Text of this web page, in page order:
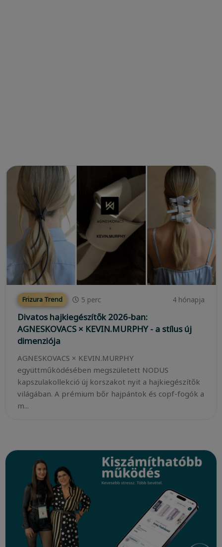
Frizura Trend 5 perc 4 hónapja
Divatos hajkiegészítők 2026-ban:
AGNESKOVACS × KEVIN.MURPHY - a stílus új
dimenziója
AGNESKOVACS × KEVIN.MURPHY
együttműködésében megszületett NODUS
kapszulakollekció új korszakot nyit a hajkiegészítők
világában. A prémium bőr hajpántok és copf-fogók a
m...